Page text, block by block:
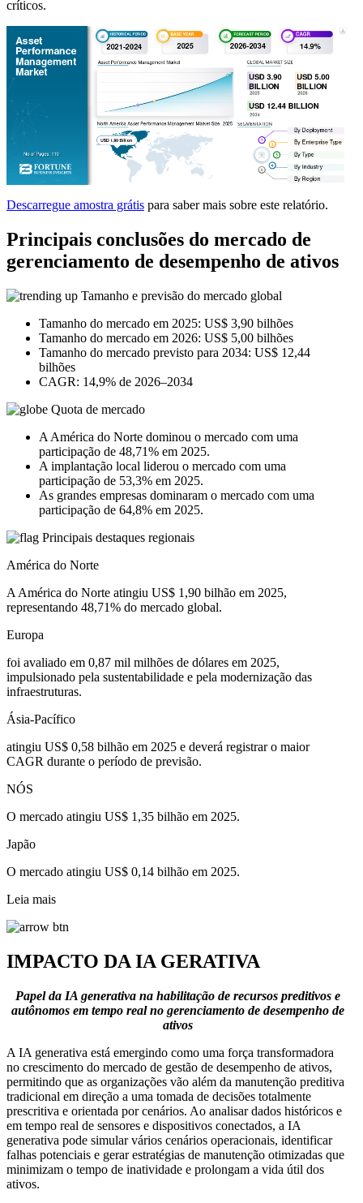
críticos.
Descarregue amostra grátis para saber mais sobre este relatório.
Principais conclusões do mercado de
gerenciamento de desempenho de ativos
Tamanho e previsão do mercado global
Tamanho do mercado em 2025: US$ 3,90 bilhões
Tamanho do mercado em 2026: US$ 5,00 bilhões
Tamanho do mercado previsto para 2034: US$ 12,44
bilhões
CAGR: 14,9% de 2026–2034
Quota de mercado
A América do Norte dominou o mercado com uma
participação de 48,71% em 2025.
A implantação local liderou o mercado com uma
participação de 53,3% em 2025.
As grandes empresas dominaram o mercado com uma
participação de 64,8% em 2025.
Principais destaques regionais
América do Norte
A América do Norte atingiu US$ 1,90 bilhão em 2025,
representando 48,71% do mercado global.
Europa
foi avaliado em 0,87 mil milhões de dólares em 2025,
impulsionado pela sustentabilidade e pela modernização das
infraestruturas.
Ásia-Pacífico
atingiu US$ 0,58 bilhão em 2025 e deverá registrar o maior
CAGR durante o período de previsão.
NÓS
O mercado atingiu US$ 1,35 bilhão em 2025.
Japão
O mercado atingiu US$ 0,14 bilhão em 2025.
Leia mais
IMPACTO DA IA GERATIVA
Papel da IA ​​generativa na habilitação de recursos preditivos e
autônomos em tempo real no gerenciamento de desempenho de
ativos
A IA generativa está emergindo como uma força transformadora
no crescimento do mercado de gestão de desempenho de ativos,
permitindo que as organizações vão além da manutenção preditiva
tradicional em direção a uma tomada de decisões totalmente
prescritiva e orientada por cenários. Ao analisar dados históricos e
em tempo real de sensores e dispositivos conectados, a IA
generativa pode simular vários cenários operacionais, identificar
falhas potenciais e gerar estratégias de manutenção otimizadas que
minimizam o tempo de inatividade e prolongam a vida útil dos
ativos.